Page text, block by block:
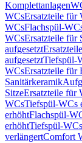
Komplettanlagen
WCsErsatzteile für
WCsFlachspül-
WCsErsatzteile für
aufgesetzt
aufgesetztTiefspül-
WCsErsatzteile für
Sanitärkeramik
SitzeErsatzteile für
WCsTiefspül-WCs
erhöhtFlachspül-
erhöhtTiefspül-
verlängertComfort